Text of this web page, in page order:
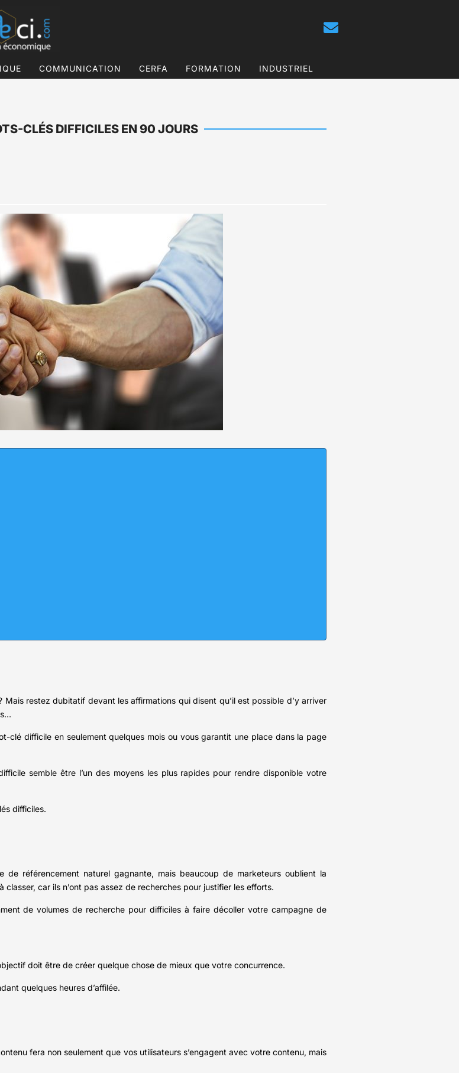
COMMUNICATION CERFA FORMATION INDUSTRIEL
CLÉS DIFFICILES EN 90 JOURS
restez dubitatif devant les affirmations qui disent qu’il est possible d’y arriver
clé difficile en seulement quelques mois ou vous garantit une place dans la page
semble être l’un des moyens les plus rapides pour rendre disponible votre
difficiles.
référencement naturel gagnante, mais beaucoup de marketeurs oublient la
car ils n’ont pas assez de recherches pour justifier les efforts.
de volumes de recherche pour difficiles à faire décoller votre campagne de
doit être de créer quelque chose de mieux que votre concurrence.
quelques heures d’affilée.
fera non seulement que vos utilisateurs s’engagent avec votre contenu, mais